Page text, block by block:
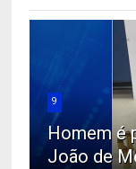
9
Homem é
João de